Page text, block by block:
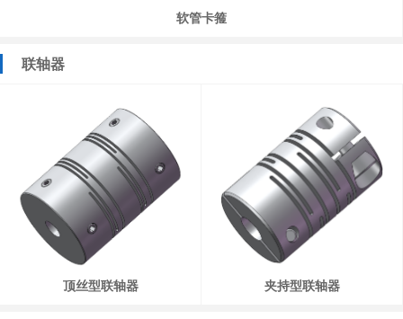
软管卡箍
联轴器
顶丝型联轴器 夹持型联轴器